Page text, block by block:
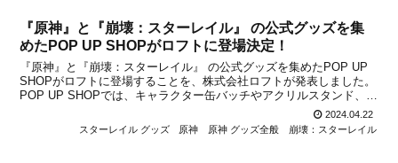
『原神』と『崩壊：スターレイル』 の公式グッズを集
めたPOP UP SHOPがロフトに登場決定！
『原神』と『崩壊：スターレイル』 の公式グッズを集めたPOP UP
SHOPがロフトに登場することを、株式会社ロフトが発表しました。
POP UP SHOPでは、キャラクター缶バッチやアクリルスタンド、ア
クリルストラップなど、公式グッズの新商品などを含むたくさんのア
イテムが販売されるとのこと。開催日は...
2024.04.22
スターレイル グッズ
原神 原神 グッズ全般 崩壊：スターレイル